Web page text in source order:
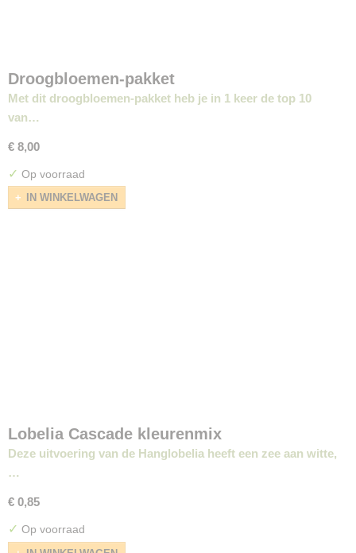
Droogbloemen-pakket
Met dit droogbloemen-pakket heb je in 1 keer de top 10
van…
€ 8,00
✓ Op voorraad
IN WINKELWAGEN
Lobelia Cascade kleurenmix
Deze uitvoering van de Hanglobelia heeft een zee aan witte,
…
€ 0,85
✓ Op voorraad